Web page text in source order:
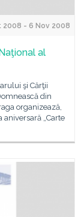
2008 - 6 Nov 2008
al
şi Cărţii
din
organizează,
„Carte